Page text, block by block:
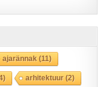
ajarännak (11)
arhitektuur(2)